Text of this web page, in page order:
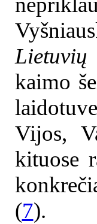
kaimo
Vijos,
kituose
(7).